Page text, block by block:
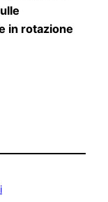
in rotazione